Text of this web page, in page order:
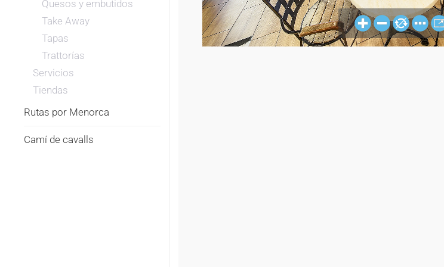
Quesos y embutidos
Take Away
Tapas
Trattorías
Servicios
Tiendas
Rutas por Menorca
Camí de cavalls